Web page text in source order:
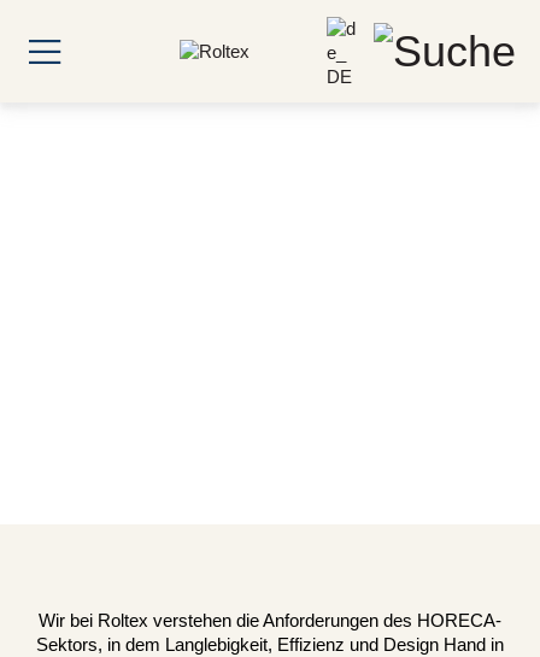
Wir bei Roltex verstehen die Anforderungen des HORECA-
Sektors, in dem Langlebigkeit, Effizienz und Design Hand in